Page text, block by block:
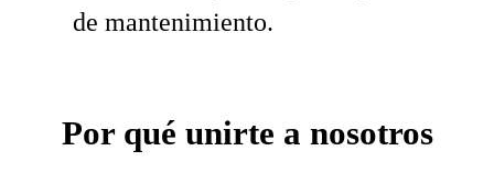
de mantenimiento.
Por qué unirte a nosotros